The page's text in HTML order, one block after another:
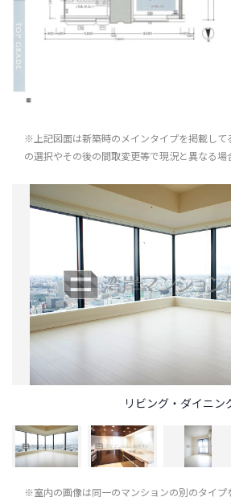
※上記図面は新築時のメインタイプを掲載して
の選択やその後の間取変更等で現況と異なる場
リビング・ダイニン
※室内の画像は同一のマンションの別のタイプ